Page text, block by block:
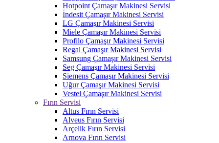
Hotpoint Çamaşır Makinesi Servisi
İndesit Çamaşır Makinesi Servisi
LG Çamaşır Makinesi Servisi
Miele Çamaşır Makinesi Servisi
Profilo Çamaşır Makinesi Servisi
Regal Çamaşır Makinesi Servisi
Samsung Çamaşır Makinesi Servisi
Seg Çamaşır Makinesi Servisi
Siemens Çamaşır Makinesi Servisi
Uğur Çamaşır Makinesi Servisi
Vestel Çamaşır Makinesi Servisi
Fırın Servisi
Altus Fırın Servisi
Alveus Fırın Servisi
Arçelik Fırın Servisi
Arnova Fırın Servisi